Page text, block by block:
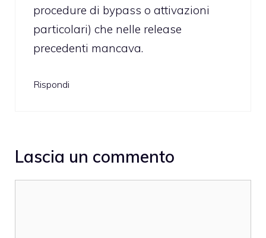
procedure di bypass o attivazioni
particolari) che nelle release
precedenti mancava.
Rispondi
Lascia un commento